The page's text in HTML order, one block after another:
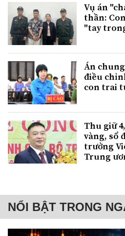
Vụ án
thần:
"tay
Án
điều
con trai
Thu giữ
vàng, sổ
trưởng
Trung
NỔI BẬT TRONG